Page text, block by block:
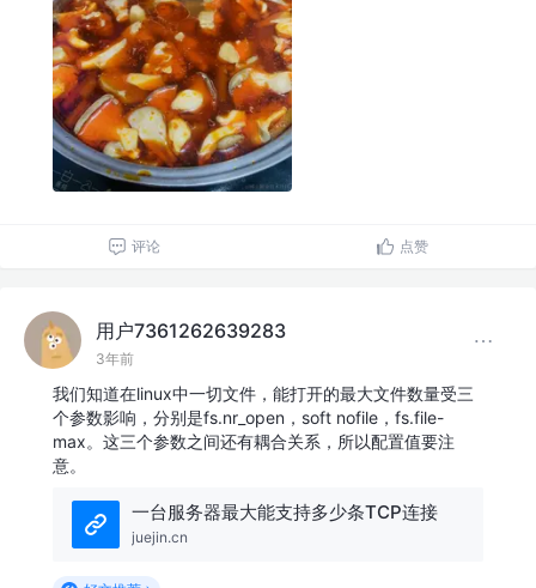
评论 点赞
用户7361262639283
3年前
我们知道在linux中一切文件，能打开的最大文件数量受三
个参数影响，分别是fs.nr_open，soft nofile，fs.file-
max。这三个参数之间还有耦合关系，所以配置值要注
意。
一台服务器最大能支持多少条TCP连接
juejin.cn